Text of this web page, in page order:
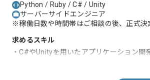
Python / Ruby / C# / Unity
サーバーサイドエンジニア
※稼働日数や時間帯はご相談の後、正式決
求めるスキル
・C#やUnityを用いたアプリケーション開